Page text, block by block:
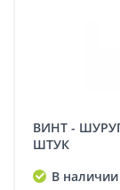
ВИНТ - ШУРУП TORX, WALRAVEN, M10x80 mm, 10
ШТУК
В наличии